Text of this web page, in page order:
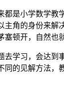
是小学数学教
角的身份来解
顿开，自然也
学习，会达到
的见解方法，